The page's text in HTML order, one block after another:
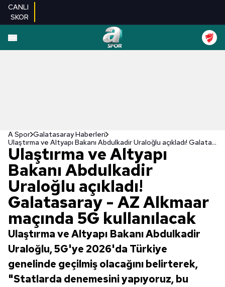
CANLI
SKOR
A Spor Galatasaray Haberleri
Ulaştırma ve Altyapı Bakanı Abdulkadir Uraloğlu açıkladı! Galatasaray - AZ Alkmaar maçında 5G kullanılacak
Ulaştırma ve Altyapı
Bakanı Abdulkadir
Uraloğlu açıkladı!
Galatasaray - AZ Alkmaar
maçında 5G kullanılacak
Ulaştırma ve Altyapı Bakanı Abdulkadir
Uraloğlu, 5G'ye 2026'da Türkiye
genelinde geçilmiş olacağını belirterek,
"Statlarda denemesini yapıyoruz, bu